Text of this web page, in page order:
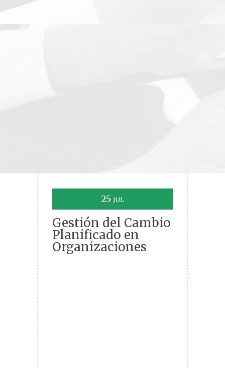
25 JUL
Gestión del Cambio
Planificado en
Organizaciones